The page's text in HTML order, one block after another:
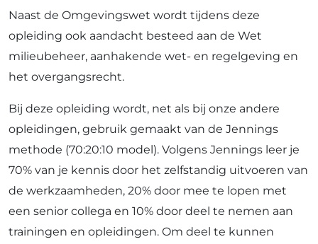
Naast de Omgevingswet wordt tijdens deze
opleiding ook aandacht besteed aan de Wet
milieubeheer, aanhakende wet- en regelgeving en
het overgangsrecht.
Bij deze opleiding wordt, net als bij onze andere
opleidingen, gebruik gemaakt van de Jennings
methode (70:20:10 model). Volgens Jennings leer je
70% van je kennis door het zelfstandig uitvoeren van
de werkzaamheden, 20% door mee te lopen met
een senior collega en 10% door deel te nemen aan
trainingen en opleidingen. Om deel te kunnen